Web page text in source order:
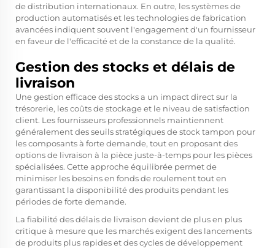
de distribution internationaux. En outre, les systèmes de
production automatisés et les technologies de fabrication
avancées indiquent souvent l'engagement d'un fournisseur
en faveur de l'efficacité et de la constance de la qualité.
Gestion des stocks et délais de
livraison
Une gestion efficace des stocks a un impact direct sur la
trésorerie, les coûts de stockage et le niveau de satisfaction
client. Les fournisseurs professionnels maintiennent
généralement des seuils stratégiques de stock tampon pour
les composants à forte demande, tout en proposant des
options de livraison à la pièce juste-à-temps pour les pièces
spécialisées. Cette approche équilibrée permet de
minimiser les besoins en fonds de roulement tout en
garantissant la disponibilité des produits pendant les
périodes de forte demande.
La fiabilité des délais de livraison devient de plus en plus
critique à mesure que les marchés exigent des lancements
de produits plus rapides et des cycles de développement